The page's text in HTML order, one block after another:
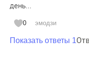
день...
0 эмодзи
Показать ответы 1